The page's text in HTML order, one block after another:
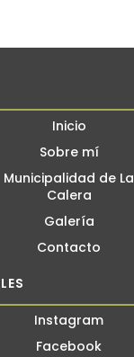
Inicio
Sobre mí
Municipalidad de La
Calera
Galería
Contacto
Instagram
Facebook